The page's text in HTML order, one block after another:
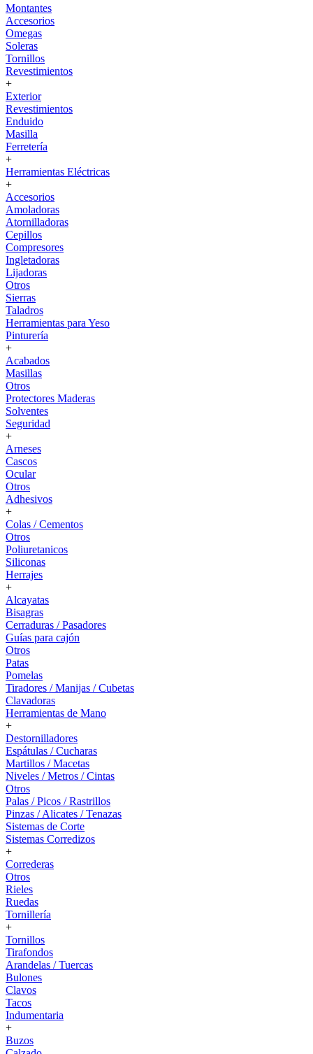
Montantes
Accesorios
Omegas
Soleras
Tornillos
Revestimientos
+
Exterior
Revestimientos
Enduido
Masilla
Ferretería
+
Herramientas Eléctricas
+
Accesorios
Amoladoras
Atornilladoras
Cepillos
Compresores
Ingletadoras
Lijadoras
Otros
Sierras
Taladros
Herramientas para Yeso
Pinturería
+
Acabados
Masillas
Otros
Protectores Maderas
Solventes
Seguridad
+
Arneses
Cascos
Ocular
Otros
Adhesivos
+
Colas / Cementos
Otros
Poliuretanicos
Siliconas
Herrajes
+
Alcayatas
Bisagras
Cerraduras / Pasadores
Guías para cajón
Otros
Patas
Pomelas
Tiradores / Manijas / Cubetas
Clavadoras
Herramientas de Mano
+
Destornilladores
Espátulas / Cucharas
Martillos / Macetas
Niveles / Metros / Cintas
Otros
Palas / Picos / Rastrillos
Pinzas / Alicates / Tenazas
Sistemas de Corte
Sistemas Corredizos
+
Correderas
Otros
Rieles
Ruedas
Tornillería
+
Tornillos
Tirafondos
Arandelas / Tuercas
Bulones
Clavos
Tacos
Indumentaria
+
Buzos